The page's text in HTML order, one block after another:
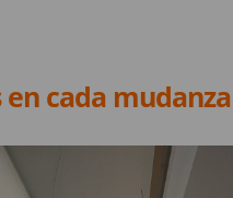
cada mudanza